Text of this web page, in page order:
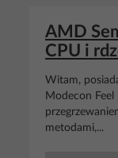
AMD
CPU i
Witam,
Modecon
metodami,...